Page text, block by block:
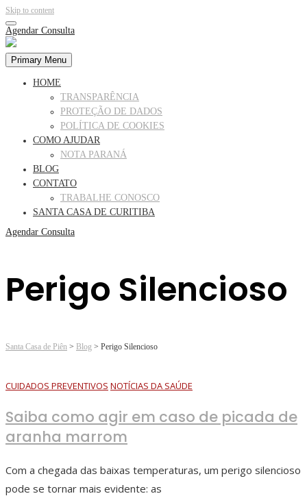
Skip to content
Agendar Consulta
Primary Menu
HOME
TRANSPARÊNCIA
PROTEÇÃO DE DADOS
POLÍTICA DE COOKIES
COMO AJUDAR
NOTA PARANÁ
BLOG
CONTATO
TRABALHE CONOSCO
SANTA CASA DE CURITIBA
Agendar Consulta
Perigo Silencioso
Santa Casa de Piên > Blog > Perigo Silencioso
CUIDADOS PREVENTIVOS NOTÍCIAS DA SAÚDE
Saiba como agir em caso de picada de
aranha marrom
Com a chegada das baixas temperaturas, um perigo silencioso
pode se tornar mais evidente: as